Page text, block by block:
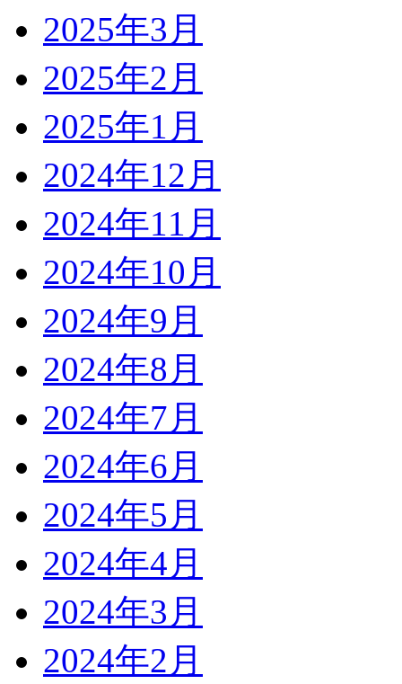
2025年3月
2025年2月
2025年1月
2024年12月
2024年11月
2024年10月
2024年9月
2024年8月
2024年7月
2024年6月
2024年5月
2024年4月
2024年3月
2024年2月